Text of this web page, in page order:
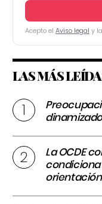
Acepto el Aviso legal y la
LAS MÁS
La OCDE